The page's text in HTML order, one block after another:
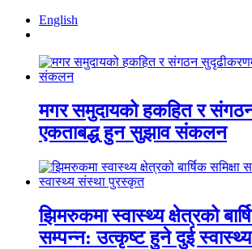
English
मगर समुदायको हकहित र
एकताबद्ध हुन सुझाव संकलन
झिमरुकमा स्वास्थ्य क्षेत्रको
सम्पन्न: उत्कृष्ट हुने दुई